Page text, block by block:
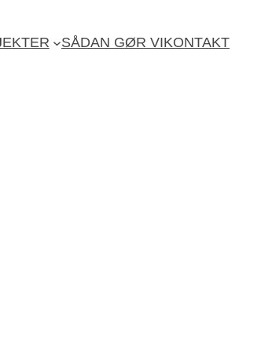
SÅDAN GØR VIKONTAKT